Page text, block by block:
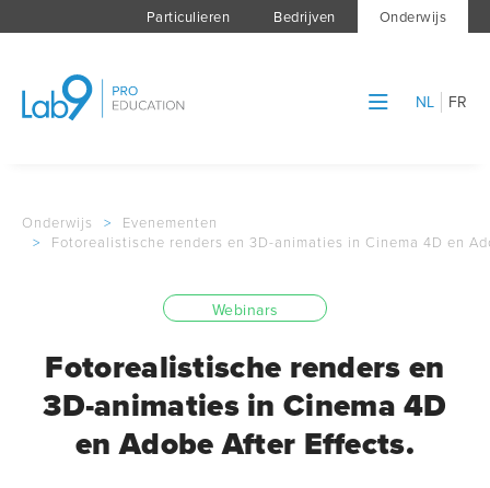
Particulieren Bedrijven Onderwijs
NL FR
Onderwijs >
Evenementen
>
Fotorealistische renders en 3D-animaties in Cinema 4D en
Webinars
Fotorealistische renders en
3D-animaties in Cinema 4D
en Adobe After Effects.